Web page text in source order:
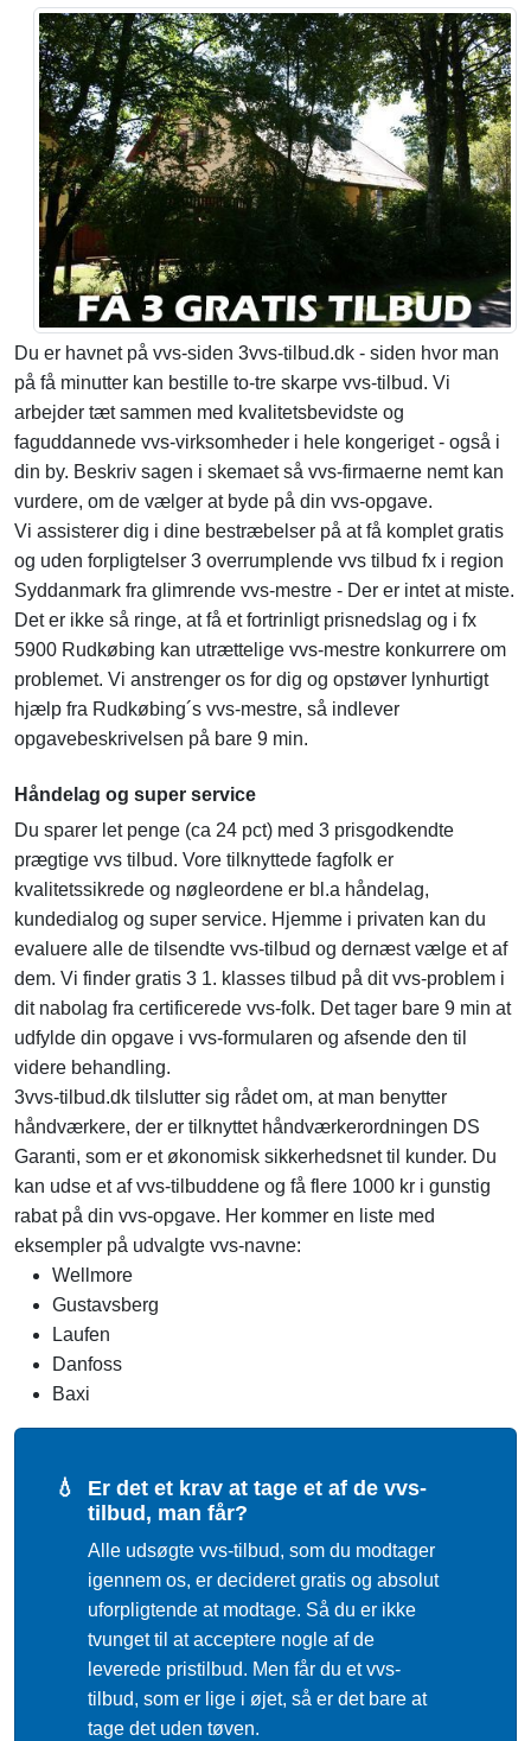
Du er havnet på vvs-siden 3vvs-tilbud.dk - siden hvor man
på få minutter kan bestille to-tre skarpe vvs-tilbud. Vi
arbejder tæt sammen med kvalitetsbevidste og
faguddannede vvs-virksomheder i hele kongeriget - også i
din by. Beskriv sagen i skemaet så vvs-firmaerne nemt kan
vurdere, om de vælger at byde på din vvs-opgave.
Vi assisterer dig i dine bestræbelser på at få komplet gratis
og uden forpligtelser 3 overrumplende vvs tilbud fx i region
Syddanmark fra glimrende vvs-mestre - Der er intet at miste.
Det er ikke så ringe, at få et fortrinligt prisnedslag og i fx
5900 Rudkøbing kan utrættelige vvs-mestre konkurrere om
problemet. Vi anstrenger os for dig og opstøver lynhurtigt
hjælp fra Rudkøbing´s vvs-mestre, så indlever
opgavebeskrivelsen på bare 9 min.
Håndelag og super service
Du sparer let penge (ca 24 pct) med 3 prisgodkendte
prægtige vvs tilbud. Vore tilknyttede fagfolk er
kvalitetssikrede og nøgleordene er bl.a håndelag,
kundedialog og super service. Hjemme i privaten kan du
evaluere alle de tilsendte vvs-tilbud og dernæst vælge et af
dem. Vi finder gratis 3 1. klasses tilbud på dit vvs-problem i
dit nabolag fra certificerede vvs-folk. Det tager bare 9 min at
udfylde din opgave i vvs-formularen og afsende den til
videre behandling.
3vvs-tilbud.dk tilslutter sig rådet om, at man benytter
håndværkere, der er tilknyttet håndværkerordningen DS
Garanti, som er et økonomisk sikkerhedsnet til kunder. Du
kan udse et af vvs-tilbuddene og få flere 1000 kr i gunstig
rabat på din vvs-opgave. Her kommer en liste med
eksempler på udvalgte vvs-navne:
Wellmore
Gustavsberg
Laufen
Danfoss
Baxi
💧 Er det et krav at tage et af de vvs-
tilbud, man får?
Alle udsøgte vvs-tilbud, som du modtager
igennem os, er decideret gratis og absolut
uforpligtende at modtage. Så du er ikke
tvunget til at acceptere nogle af de
leverede pristilbud. Men får du et vvs-
tilbud, som er lige i øjet, så er det bare at
tage det uden tøven.